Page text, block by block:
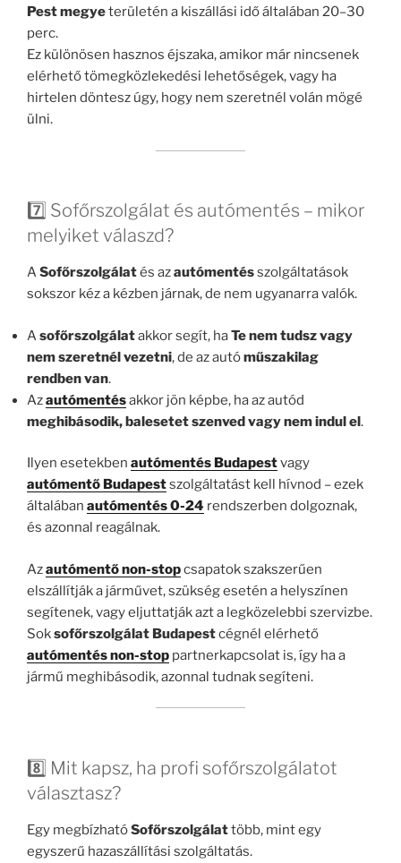
Pest megyeterületén a kiszállási idő általában 20–30
perc.
Ez különösen hasznos éjszaka, amikor már nincsenek
elérhető tömegközlekedési lehetőségek, vagy ha
hirtelen döntesz úgy, hogy nem szeretnél volán mögé
ülni.
7️⃣ Sofőrszolgálat és autómentés – mikor
melyiket válaszd?
ASofőrszolgálatés azautómentésszolgáltatások
sokszor kéz a kézben járnak, de nem ugyanarra valók.
Asofőrszolgálatakkor segít, haTe nem tudsz vagy
nem szeretnél vezetni, de az autóműszakilag
rendben van.
Azautómentésakkor jön képbe, ha az autód
meghibásodik, balesetet szenved vagy nem indul el.
Ilyen esetekben autómentés Budapestvagy
autómentő Budapestszolgáltatást kell hívnod – ezek
általában autómentés 0-24 rendszerben dolgoznak,
és azonnal reagálnak.
Azautómentő non-stopcsapatok szakszerűen
elszállítják a járművet, szükség esetén a helyszínen
segítenek, vagy eljuttatják azt a legközelebbi szervizbe.
Soksofőrszolgálat Budapestcégnél elérhető
autómentés non-stop partnerkapcsolat is, így ha a
jármű meghibásodik, azonnal tudnak segíteni.
8️⃣ Mit kapsz, ha profi sofőrszolgálatot
választasz?
Egy megbízhatóSofőrszolgálattöbb, mint egy
egyszerű hazaszállítási szolgáltatás.